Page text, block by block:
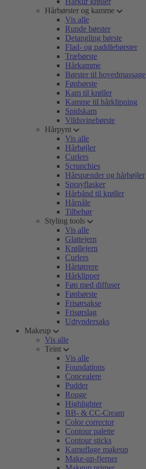
Hårbørster og kamme
Vis alle
Runde børster
Detangling børste
Flad- og paddlebørster
Træbørste
Hårkamme
Børster til hovedmassage
Fønbørste
Kam til krøller
Kamme til hårklipning
Spidskam
Vildsvinebørste
Hårpynt
Vis alle
Hårbøjler
Curlers
Scrunchies
Hårspænder og hårbøjler
Sprayflasker
Hårbånd til krøller
Hårnåle
Tilbehør
Styling tools
Vis alle
Glattejern
Krøllejern
Curlers
Hårtørrere
Hårklipper
Føn med diffuser
Fønbørste
Frisørsakse
Frisørslag
Udtyndersaks
Makeup
Vis alle
Teint
Vis alle
Foundations
Concealere
Pudder
Rouge
Highlighter
BB- & CC-Cream
Color corrector
Contour palette
Contour sticks
Kamuflage makeup
Make-up-fjerner